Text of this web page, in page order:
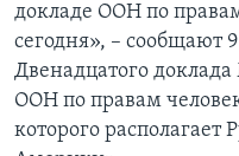
докладе ООН по
сегодня», – сообщают
Двенадцатого
ООН по правам
которого располагает